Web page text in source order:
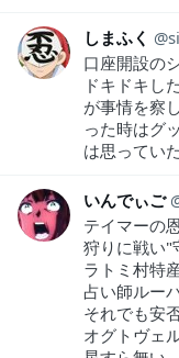
しまふく
口座開設の
ドキドキし
が事情を察
った時はグ
は思ってい
いんでぃご
テイマーの
狩りに戦い"
ラトミ村特
占い師ルー
それでも安
オグトヴェ